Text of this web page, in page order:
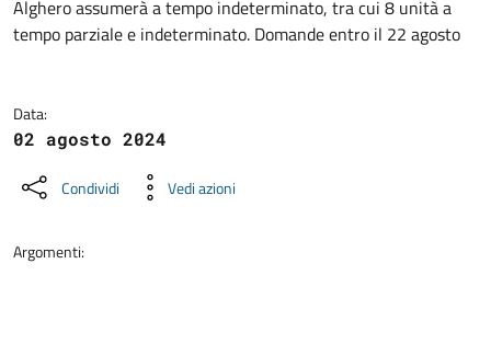
Alghero assumerà a tempo indeterminato, tra cui 8 unità a
tempo parziale e indeterminato. Domande entro il 22 agosto
Data:
02 agosto 2024
Condividi Vedi azioni
Argomenti: